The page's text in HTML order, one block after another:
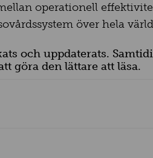
operationell
över hela
och uppdaterats.
göra den lättare att läsa.